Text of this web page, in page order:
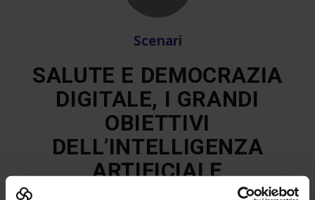
Scenari
SALUTE E DEMOCRAZIA
DIGITALE, I GRANDI
OBIETTIVI
DELL’INTELLIGENZA
ARTIFICIALE